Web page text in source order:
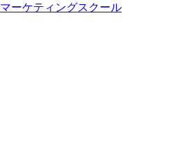
マーケティングスクール